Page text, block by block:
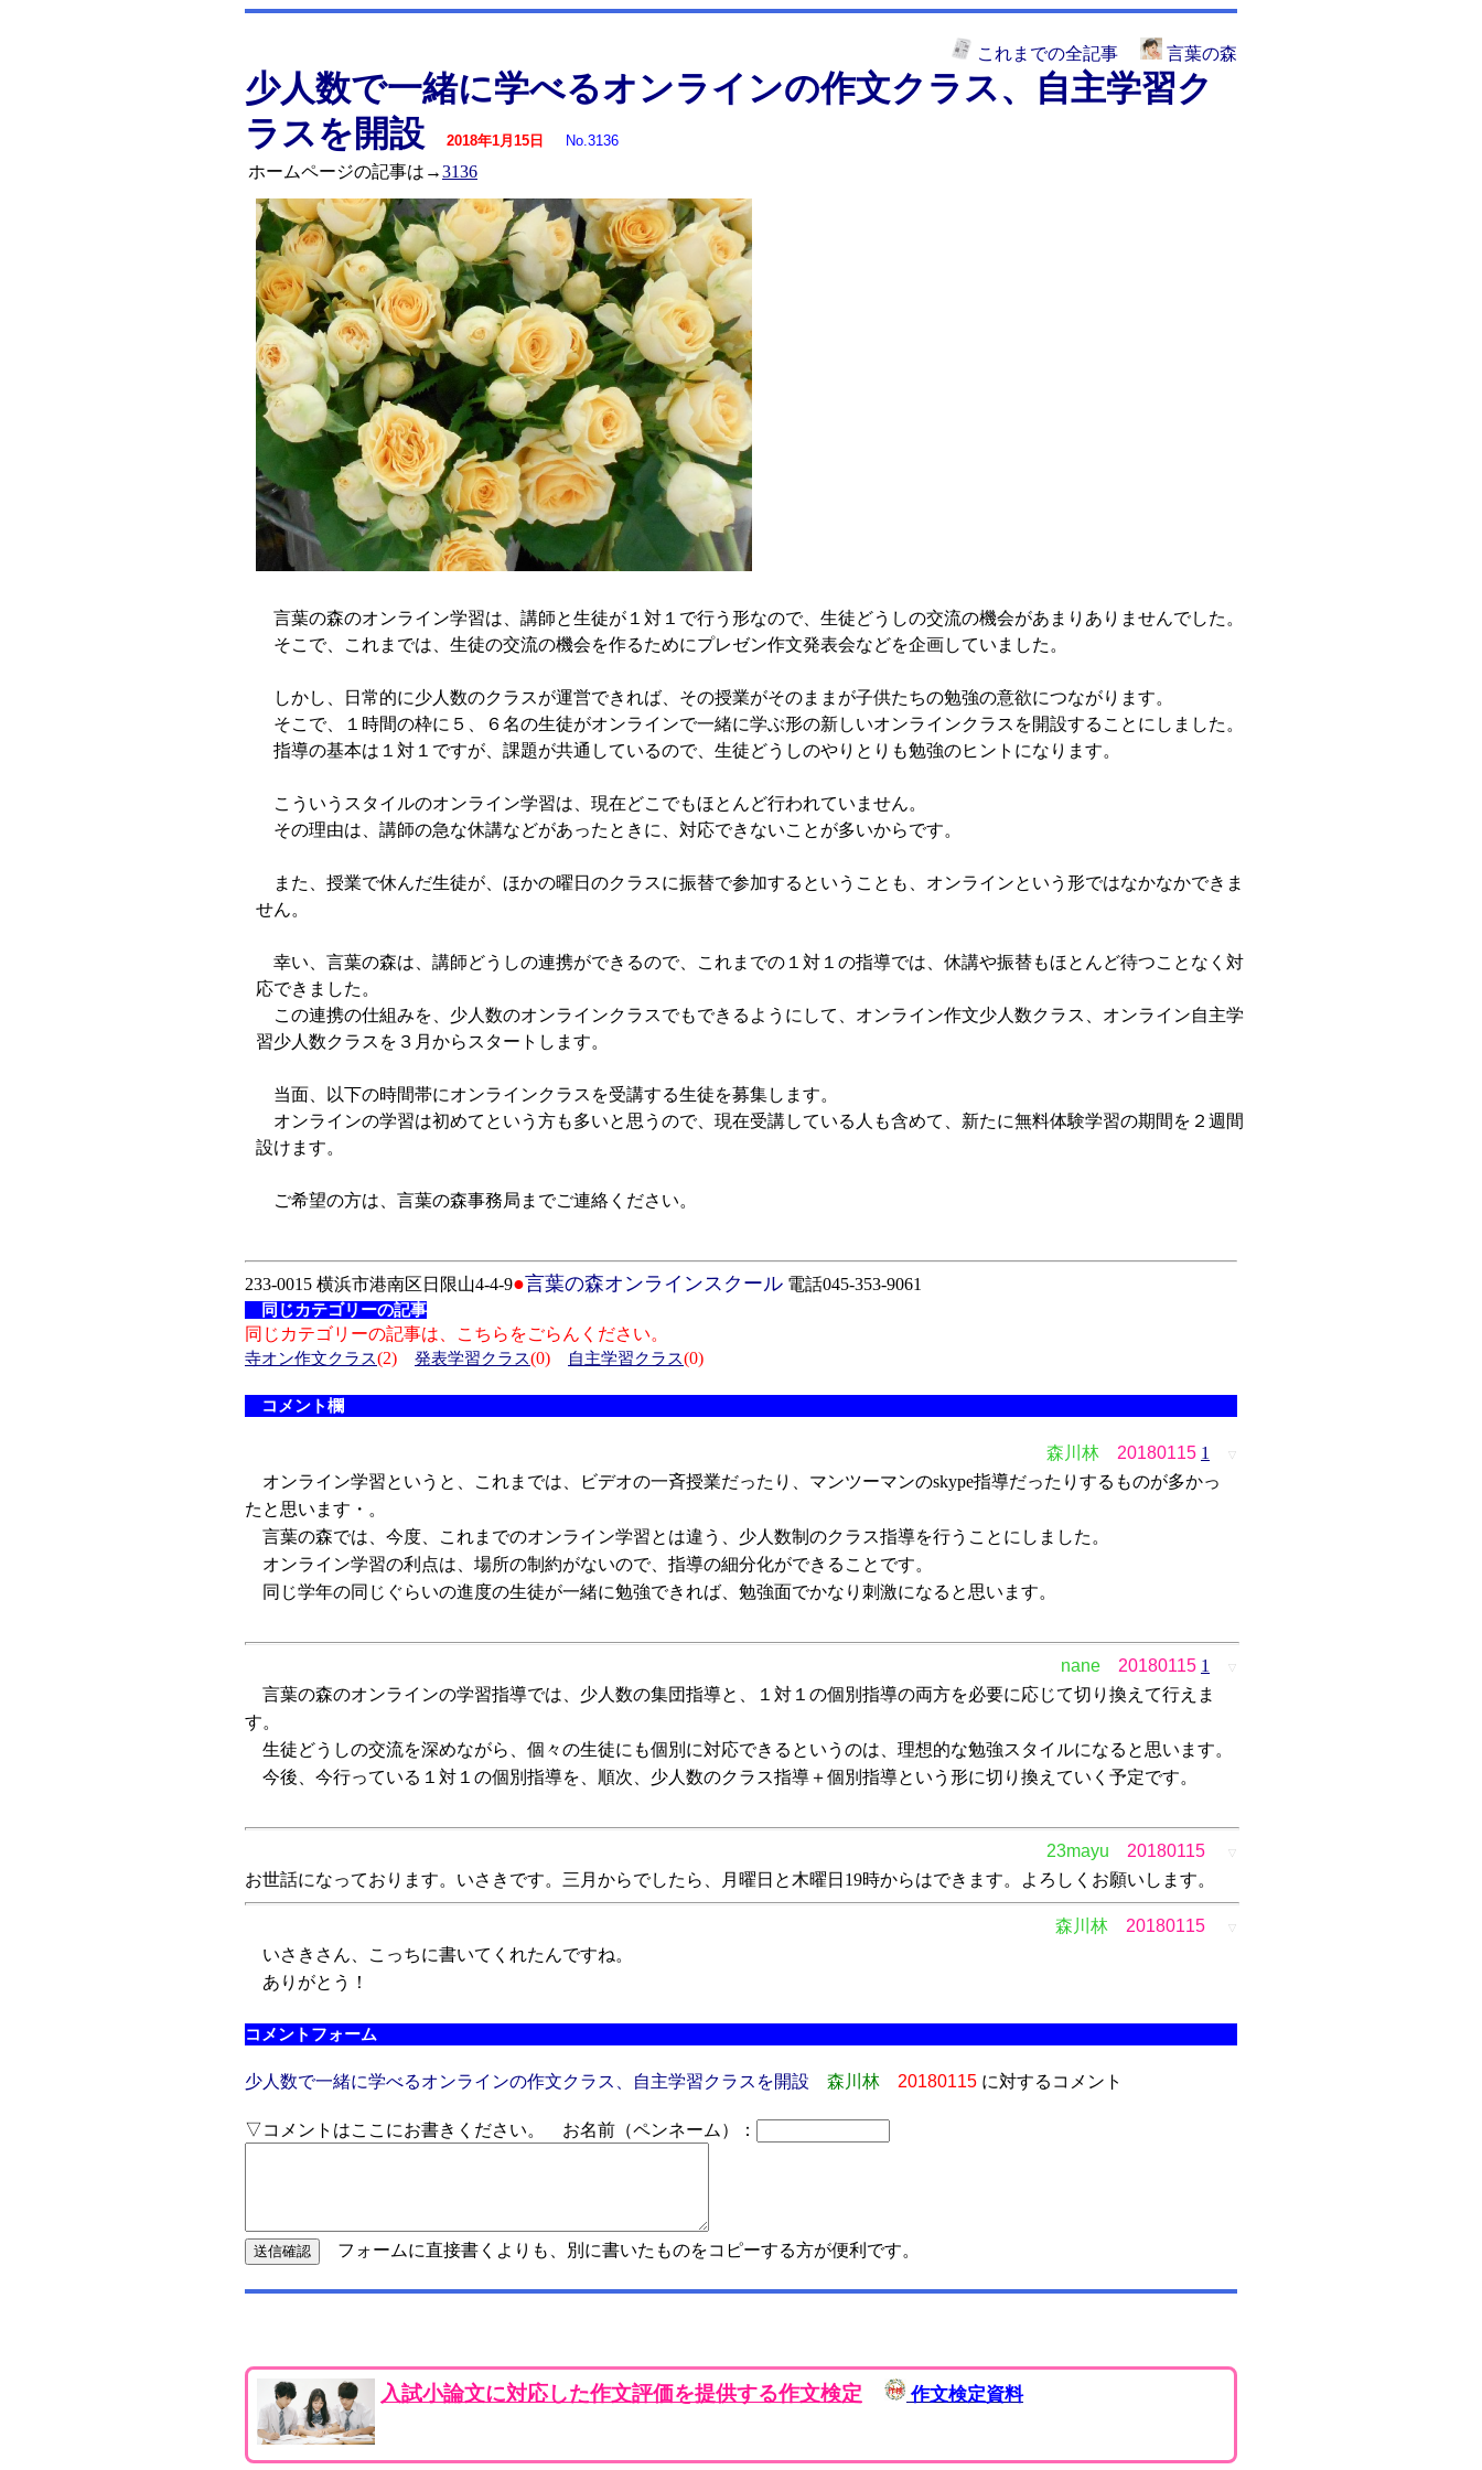
これまでの全記事 言葉の森
少人数で一緒に学べるオンラインの作文クラス、自主学習ク
ラスを開設
2018年1月15日 No.3136
ホームページの記事は→3136
言葉の森のオンライン学習は、講師と生徒が１対１で行う形なので、生徒どうしの交流の機会があまりありませんでした。
そこで、これまでは、生徒の交流の機会を作るためにプレゼン作文発表会などを企画していました。
しかし、日常的に少人数のクラスが運営できれば、その授業がそのままが子供たちの勉強の意欲につながります。
そこで、１時間の枠に５、６名の生徒がオンラインで一緒に学ぶ形の新しいオンラインクラスを開設することにしました。
指導の基本は１対１ですが、課題が共通しているので、生徒どうしのやりとりも勉強のヒントになります。
こういうスタイルのオンライン学習は、現在どこでもほとんど行われていません。
その理由は、講師の急な休講などがあったときに、対応できないことが多いからです。
また、授業で休んだ生徒が、ほかの曜日のクラスに振替で参加するということも、オンラインという形ではなかなかできま
せん。
幸い、言葉の森は、講師どうしの連携ができるので、これまでの１対１の指導では、休講や振替もほとんど待つことなく対
応できました。
この連携の仕組みを、少人数のオンラインクラスでもできるようにして、オンライン作文少人数クラス、オンライン自主学
習少人数クラスを３月からスタートします。
当面、以下の時間帯にオンラインクラスを受講する生徒を募集します。
オンラインの学習は初めてという方も多いと思うので、現在受講している人も含めて、新たに無料体験学習の期間を２週間
設けます。
ご希望の方は、言葉の森事務局までご連絡ください。
233-0015 横浜市港南区日限山4-4-9●言葉の森オンラインスクール 電話045-353-9061
同じカテゴリーの記事
同じカテゴリーの記事は、こちらをごらんください。
寺オン作文クラス(2) 発表学習クラス(0) 自主学習クラス(0)
コメント欄
森川林 20180115 1 ▽
オンライン学習というと、これまでは、ビデオの一斉授業だったり、マンツーマンのskype指導だったりするものが多かっ
たと思います・。
言葉の森では、今度、これまでのオンライン学習とは違う、少人数制のクラス指導を行うことにしました。
オンライン学習の利点は、場所の制約がないので、指導の細分化ができることです。
同じ学年の同じぐらいの進度の生徒が一緒に勉強できれば、勉強面でかなり刺激になると思います。
nane 20180115 1 ▽
言葉の森のオンラインの学習指導では、少人数の集団指導と、１対１の個別指導の両方を必要に応じて切り換えて行えま
す。
生徒どうしの交流を深めながら、個々の生徒にも個別に対応できるというのは、理想的な勉強スタイルになると思います。
今後、今行っている１対１の個別指導を、順次、少人数のクラス指導＋個別指導という形に切り換えていく予定です。
23mayu 20180115 ▽
お世話になっております。いさきです。三月からでしたら、月曜日と木曜日19時からはできます。よろしくお願いします。
森川林 20180115 ▽
いさきさん、こっちに書いてくれたんですね。
ありがとう！
コメントフォーム
少人数で一緒に学べるオンラインの作文クラス、自主学習クラスを開設 森川林 20180115 に対するコメント
▽コメントはここにお書きください。 お名前（ペンネーム）：
フォームに直接書くよりも、別に書いたものをコピーする方が便利です。
入試小論文に対応した作文評価を提供する作文検定 作文検定資料